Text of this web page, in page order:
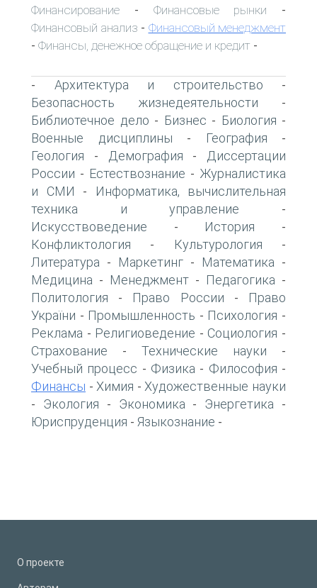
Финансирование - Финансовые рынки -
Финансовый анализ - Финансовый менеджмент
- Финансы, денежное обращение и кредит -
- Архитектура и строительство -
Безопасность жизнедеятельности -
Библиотечное дело - Бизнес - Биология -
Военные дисциплины - География -
Геология - Демография -
Диссертации
России - Естествознание - Журналистика
и СМИ -
Информатика, вычислительная
техника и управление -
Искусствоведение - История -
Конфликтология - Культурология -
Литература - Маркетинг - Математика -
Медицина - Менеджмент - Педагогика -
Политология - Право России -
Право
України - Промышленность - Психология -
Реклама - Религиоведение - Социология -
Страхование - Технические науки -
Учебный процесс - Физика - Философия -
Финансы - Химия - Художественные науки
- Экология - Экономика - Энергетика -
Юриспруденция - Языкознание -
О проекте